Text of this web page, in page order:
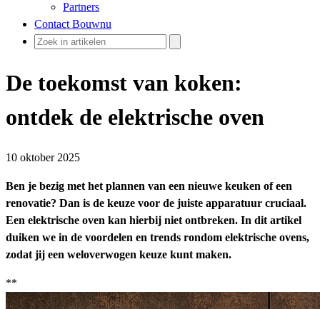
Partners
Contact Bouwnu
De toekomst van koken:
ontdek de elektrische oven
10 oktober 2025
Ben je bezig met het plannen van een nieuwe keuken of een
renovatie? Dan is de keuze voor de juiste apparatuur cruciaal.
Een elektrische oven kan hierbij niet ontbreken. In dit artikel
duiken we in de voordelen en trends rondom elektrische ovens,
zodat jij een weloverwogen keuze kunt maken.
**